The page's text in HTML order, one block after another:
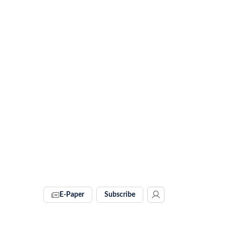
E-Paper Subscribe